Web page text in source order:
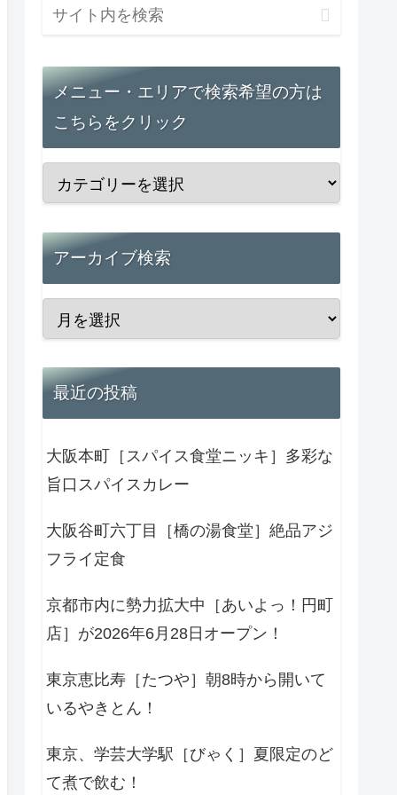
メニュー・エリアで検索希望の方は
こちらをクリック
アーカイブ検索
最近の投稿
大阪本町［スパイス食堂ニッキ］多彩な
旨口スパイスカレー
大阪谷町六丁目［橋の湯食堂］絶品アジ
フライ定食
京都市内に勢力拡大中［あいよっ！円町
店］が2026年6月28日オープン！
東京恵比寿［たつや］朝8時から開いて
いるやきとん！
東京、学芸大学駅［びゃく］夏限定のど
て煮で飲む！